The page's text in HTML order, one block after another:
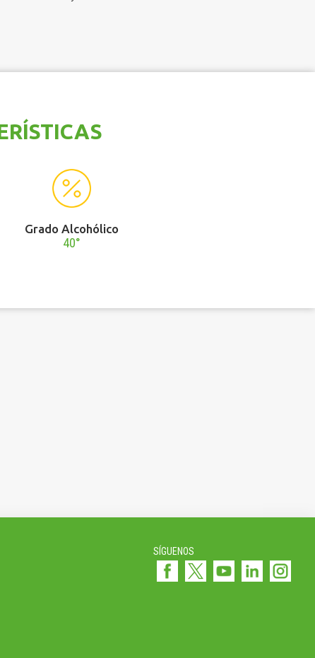
Grado Alcohólico
40°
SÍGUENOS